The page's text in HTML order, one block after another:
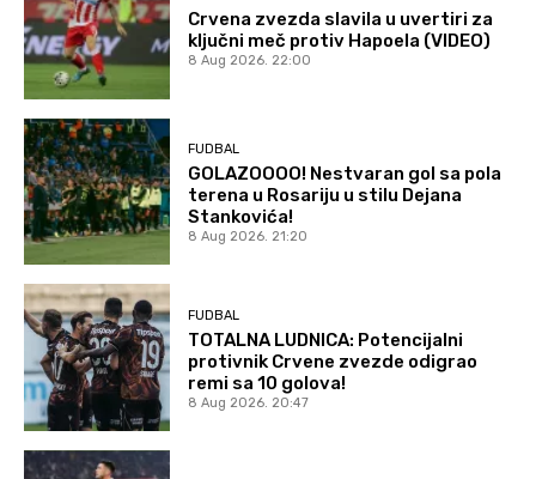
Crvena zvezda slavila u uvertiri za
ključni meč protiv Hapoela (VIDEO)
8 Aug 2026. 22:00
FUDBAL
GOLAZOOOO! Nestvaran gol sa pola
terena u Rosariju u stilu Dejana
Stankovića!
8 Aug 2026. 21:20
FUDBAL
TOTALNA LUDNICA: Potencijalni
protivnik Crvene zvezde odigrao
remi sa 10 golova!
8 Aug 2026. 20:47